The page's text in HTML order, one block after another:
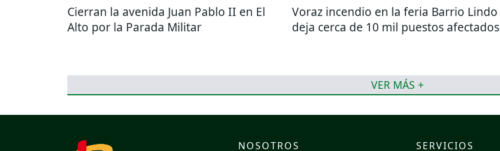
Cierran la avenida Juan Pablo II en El
Alto por la Parada Militar
Voraz incendio en la feria Barrio Lindo
deja cerca de 10 mil puestos afectados
VER MÁS +
NOSOTROS SERVICIOS